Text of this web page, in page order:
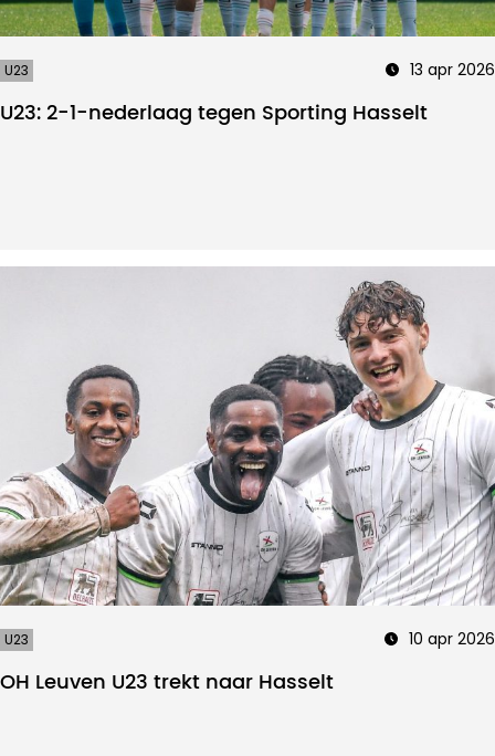
U23 13 apr 2026
U23: 2-1-nederlaag tegen Sporting Hasselt
U23 10 apr 2026
OH Leuven U23 trekt naar Hasselt